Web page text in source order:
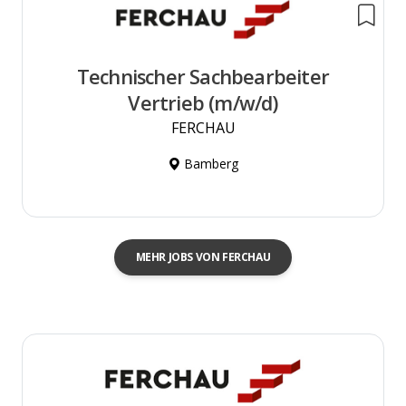
Technischer Sachbearbeiter
Vertrieb (m/w/d)
FERCHAU
Bamberg
MEHR JOBS VON FERCHAU